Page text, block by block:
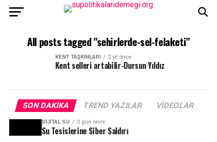
All posts tagged "sehirlerde-sel-felaketi"
KENT TAŞKINLARI 2 yıl önce
Kent selleri artabilir-Dursun Yıldız
SON DAKIKA TREND YAZILAR VIDEOLAR
DIJITAL SU 2 gün önce
Su Tesislerine Siber Saldırı